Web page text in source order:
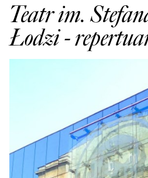
Teatr im.
Łodzi-